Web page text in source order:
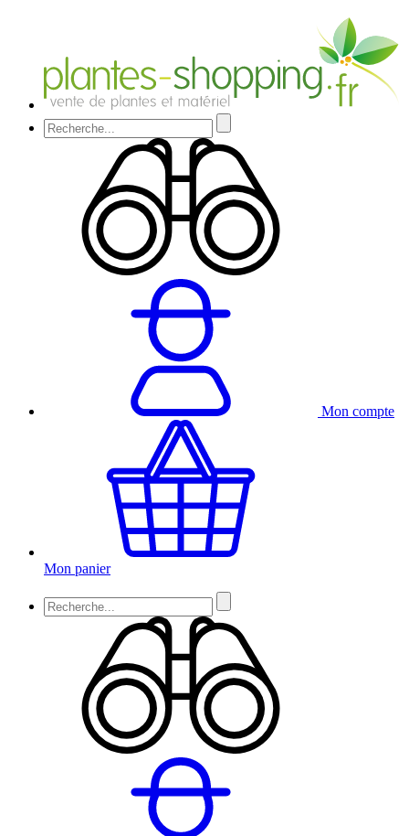
Mon compte
Mon panier